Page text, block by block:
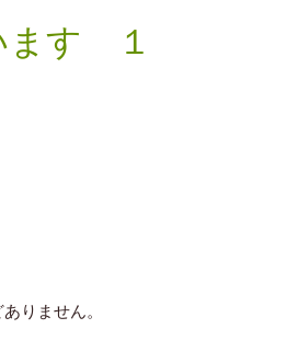
ます １
りません。